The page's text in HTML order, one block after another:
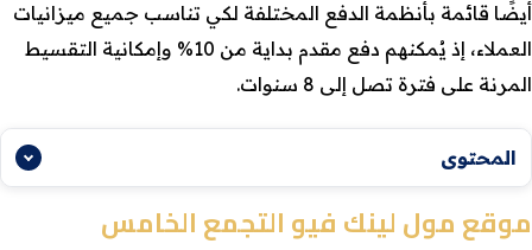
أيضًا قائمة بأنظمة الدفع المختلفة لكي تناسب جميع ميزانيات
العملاء، إذ يُمكنهم دفع مقدم بداية من 10% وإمكانية التقسيط
المرنة على فترة تصل إلى 8 سنوات.
المحتوى
موقع مول لينك فيو التجمع الخامس